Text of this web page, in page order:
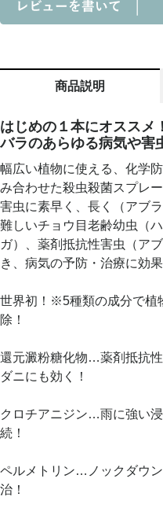
商品説明
はじめの１本にオススメ！
バラのあらゆる病気や害
幅広い植物に使える、化学
み合わせた殺虫殺菌スプレー
害虫に素早く、長く（アブ
難しいチョウ目老齢幼虫（
ガ）、薬剤抵抗性害虫（ア
き、病気の予防・治療に効果
世界初！※5種類の成分で植
除！
還元澱粉糖化物…薬剤抵抗
ダニにも効く！
クロチアニジン…雨に強い
続！
ペルメトリン…ノックダウ
治！